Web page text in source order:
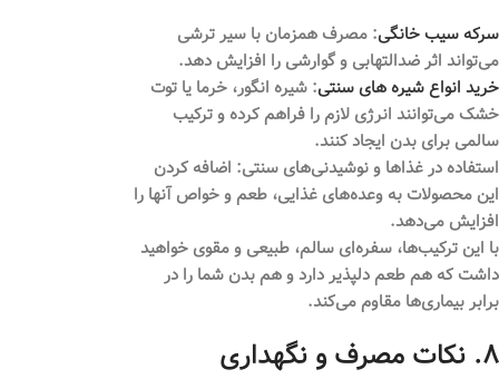
سرکه سیب خانگی: مصرف همزمان با سیر ترشی
می‌تواند اثر ضدالتهابی و گوارشی را افزایش دهد.
خرید انواع شیره های سنتی: شیره انگور، خرما یا توت
خشک می‌توانند انرژی لازم را فراهم کرده و ترکیب
سالمی برای بدن ایجاد کنند.
استفاده در غذاها و نوشیدنی‌های سنتی: اضافه کردن
این محصولات به وعده‌های غذایی، طعم و خواص آنها را
افزایش می‌دهد.
با این ترکیب‌ها، سفره‌ای سالم، طبیعی و مقوی خواهید
داشت که هم طعم دلپذیر دارد و هم بدن شما را در
برابر بیماری‌ها مقاوم می‌کند.
۸. نکات مصرف و نگهداری